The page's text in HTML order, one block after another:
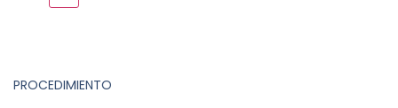
PROCEDIMIENTO